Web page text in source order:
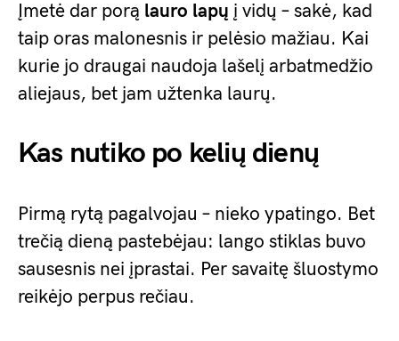
Įmetė dar porą lauro lapų į vidų – sakė, kad
taip oras malonesnis ir pelėsio mažiau. Kai
kurie jo draugai naudoja lašelį arbatmedžio
aliejaus, bet jam užtenka laurų.
Kas nutiko po kelių dienų
Pirmą rytą pagalvojau – nieko ypatingo. Bet
trečią dieną pastebėjau: lango stiklas buvo
sausesnis nei įprastai. Per savaitę šluostymo
reikėjo perpus rečiau.